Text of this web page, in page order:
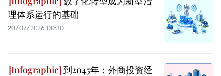
理体系运行的基础
20/07/2026 00:30
到2045年：外商投资经